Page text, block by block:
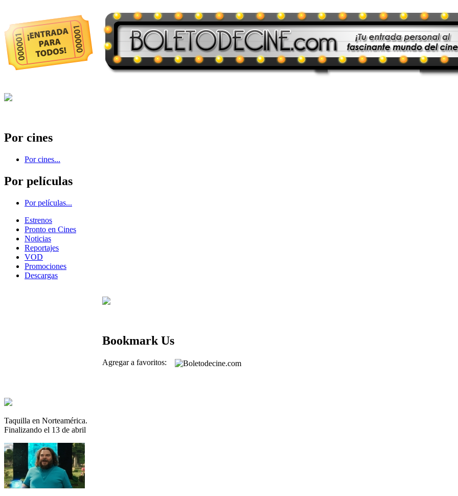
Por cines
Por cines...
Por películas
Por películas...
Estrenos
Pronto en Cines
Noticias
Reportajes
VOD
Promociones
Descargas
Taquilla en Norteamérica.
Finalizando el 13 de abril
Bookmark Us
Agregar a favoritos: